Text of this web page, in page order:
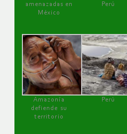
amenazadas en
México
Perú
Amazonía
defiende su
territorio
Perú